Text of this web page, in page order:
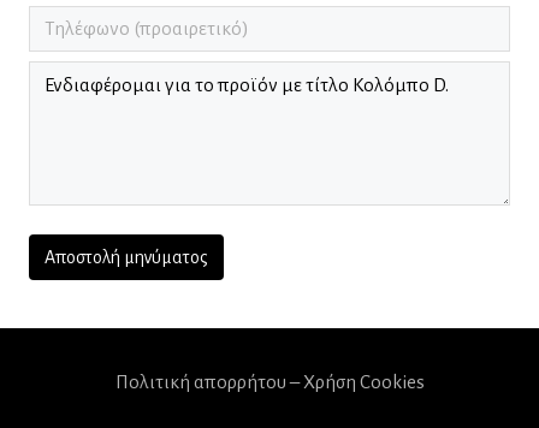
Πολιτική απορρήτου – Χρήση Cookies